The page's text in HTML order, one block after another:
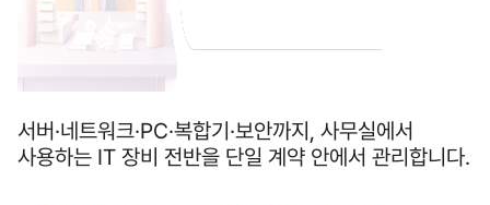
서버·네트워크·PC·복합기·보안까지, 사무실에서
사용하는 IT 장비 전반을 단일 계약 안에서 관리합니다.